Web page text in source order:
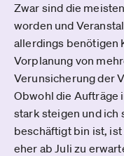
Zwar sind die
worden und
allerdings benötigen
Vorplanung von
Verunsicherung der
Obwohl die Aufträge
stark steigen und ich
beschäftigt bin ist,
eher ab Juli zu